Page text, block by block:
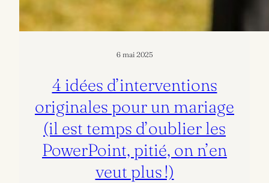
6 mai 2025
4 idées d’interventions
originales pour un mariage
(il est temps d’oublier les
PowerPoint, pitié, on n’en
veut plus !)